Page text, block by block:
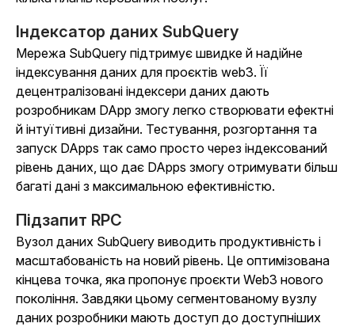
Індексатор даних SubQuery
Мережа SubQuery підтримує швидке й надійне
індексування даних для проєктів web3. Її
децентралізовані індексери даних дають
розробникам DApp змогу легко створювати ефектні
й інтуїтивні дизайни. Тестування, розгортання та
запуск DApps так само просто через індексований
рівень даних, що дає DApps змогу отримувати більш
багаті дані з максимальною ефективністю.
Підзапит RPC
Вузол даних SubQuery виводить продуктивність і
масштабованість на новий рівень. Це оптимізована
кінцева точка, яка пропонує проєкти Web3 нового
покоління. Завдяки цьому сегментованому вузлу
даних розробники мають доступ до доступніших